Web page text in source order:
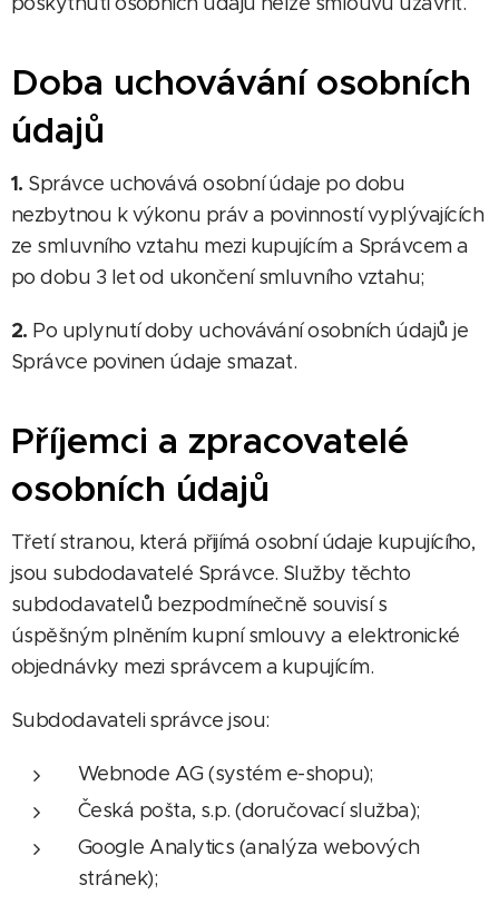
Doba uchovávání osobních
údajů
1. Správce uchovává osobní údaje po dobu
nezbytnou k výkonu práv a povinností vyplývajících
ze smluvního vztahu mezi kupujícím a Správcem a
po dobu 3 let od ukončení smluvního vztahu;
2. Po uplynutí doby uchovávání osobních údajů je
Správce povinen údaje smazat.
Příjemci a zpracovatelé
osobních údajů
Třetí stranou, která přijímá osobní údaje kupujícího,
jsou subdodavatelé Správce. Služby těchto
subdodavatelů bezpodmínečně souvisí s
úspěšným plněním kupní smlouvy a elektronické
objednávky mezi správcem a kupujícím.
Subdodavateli správce jsou:
Webnode AG (systém e-shopu);
Česká pošta, s.p. (doručovací služba);
Google Analytics (analýza webových
stránek);